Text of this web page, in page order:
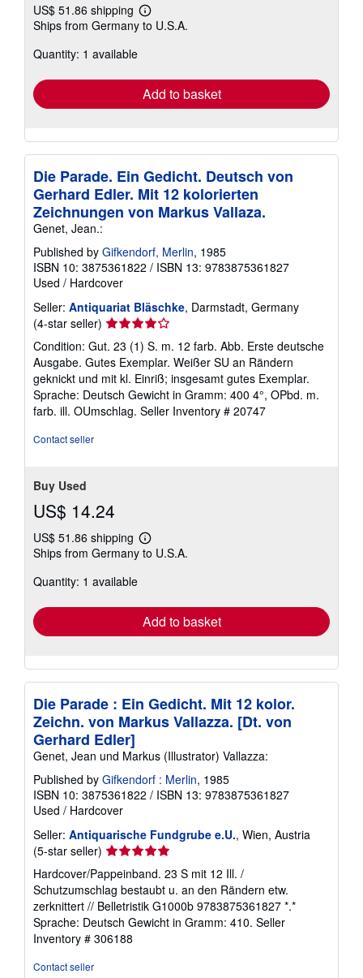
US$ 51.86 shipping
Learn
more
Ships from Germany to U.S.A.
Quantity: 1 available
Add to basket
Die Parade. Ein Gedicht. Deutsch von
Gerhard Edler. Mit 12 kolorierten
Zeichnungen von Markus Vallaza.
Genet, Jean.:
Published by Gifkendorf, Merlin, 1985
ISBN 10: 3875361822 / ISBN 13: 9783875361827
Used / Hardcover
Seller: Antiquariat Bläschke, Darmstadt, Germany
(4-star seller) Seller
rating
4
out
of
5
stars
Condition: Gut. 23 (1) S. m. 12 farb. Abb. Erste deutsche
Ausgabe. Gutes Exemplar. Weißer SU an Rändern
geknickt und mit kl. Einriß; insgesamt gutes Exemplar.
Sprache: Deutsch Gewicht in Gramm: 400 4°, OPbd. m.
farb. ill. OUmschlag. Seller Inventory # 20747
Contact seller
Buy Used
US$ 14.24
US$ 51.86 shipping
Learn
more
Ships from Germany to U.S.A.
Quantity: 1 available
Add to basket
Die Parade : Ein Gedicht. Mit 12 kolor.
Zeichn. von Markus Vallazza. [Dt. von
Gerhard Edler]
Genet, Jean und Markus (Illustrator) Vallazza:
Published by Gifkendorf : Merlin, 1985
ISBN 10: 3875361822 / ISBN 13: 9783875361827
Used / Hardcover
Seller: Antiquarische Fundgrube e.U., Wien, Austria
(5-star seller) Seller
rating
5
out
of
5
stars
Hardcover/Pappeinband. 23 S mit 12 Ill. /
Schutzumschlag bestaubt u. an den Rändern etw.
zerknittert // Belletristik G1000b 9783875361827 *.*
Sprache: Deutsch Gewicht in Gramm: 410. Seller
Inventory # 306188
Contact seller